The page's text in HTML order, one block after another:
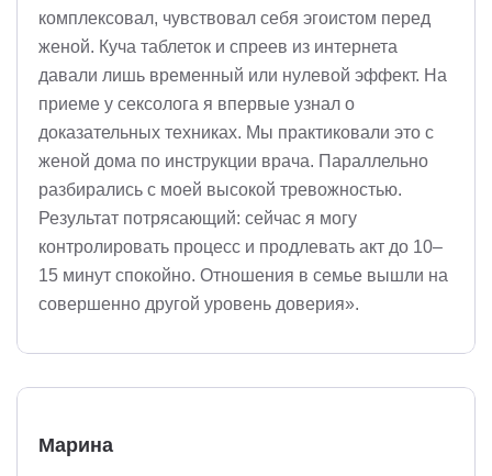
комплексовал, чувствовал себя эгоистом перед
женой. Куча таблеток и спреев из интернета
давали лишь временный или нулевой эффект. На
приеме у сексолога я впервые узнал о
доказательных техниках. Мы практиковали это с
женой дома по инструкции врача. Параллельно
разбирались с моей высокой тревожностью.
Результат потрясающий: сейчас я могу
контролировать процесс и продлевать акт до 10–
15 минут спокойно. Отношения в семье вышли на
совершенно другой уровень доверия».
Марина